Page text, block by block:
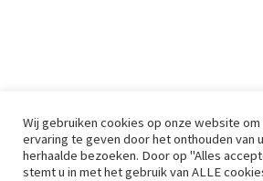
Wij gebruiken cookies op onze website
ervaring te geven door het onthouden van
herhaalde bezoeken. Door op "Alles
stemt u in met het gebruik van ALLE